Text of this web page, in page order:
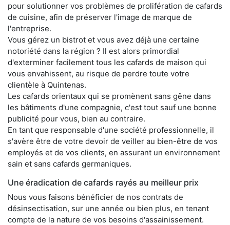
pour solutionner vos problèmes de prolifération de cafards
de cuisine, afin de préserver l'image de marque de
l'entreprise.
Vous gérez un bistrot et vous avez déjà une certaine
notoriété dans la région ? Il est alors primordial
d'exterminer facilement tous les cafards de maison qui
vous envahissent, au risque de perdre toute votre
clientèle à Quintenas.
Les cafards orientaux qui se promènent sans gêne dans
les bâtiments d'une compagnie, c'est tout sauf une bonne
publicité pour vous, bien au contraire.
En tant que responsable d'une société professionnelle, il
s'avère être de votre devoir de veiller au bien-être de vos
employés et de vos clients, en assurant un environnement
sain et sans cafards germaniques.
Une éradication de cafards rayés au meilleur prix
Nous vous faisons bénéficier de nos contrats de
désinsectisation, sur une année ou bien plus, en tenant
compte de la nature de vos besoins d'assainissement.